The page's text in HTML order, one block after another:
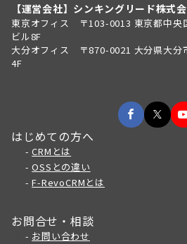
【運営会社】シンキングリード株式
東京オフィス 〒103-0013 東京都中央
ビル8F
大分オフィス 〒870-0021 大分県大分
4F
はじめての方へ
-CRMとは
-OSSとの違い
-F-RevoCRMとは
お問合せ・相談
- お問い合わせ